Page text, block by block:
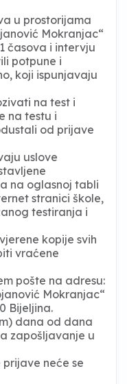
u prostorijama
Mokranjac“
časova i intervju
potpune i
koji ispunjavaju
na test i
na testu i
od prijave
uslove
na oglasnoj tabli
stranici škole,
testiranja i
kopije svih
vraćene
pošte na adresu:
Mokranjac“
Bijeljina.
dana od dana
zapošljavanje u
neće se